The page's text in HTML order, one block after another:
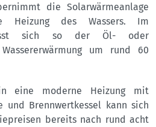
die Solarwärmeanlage
Heizung des Wassers. Im
lässt sich so der Öl- oder
um rund 60
eine moderne Heizung mit
und Brennwertkessel kann sich
bereits nach rund acht